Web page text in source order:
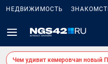
НЕДВИЖИМОСТЬ
Чем удивит кемеровчан новый